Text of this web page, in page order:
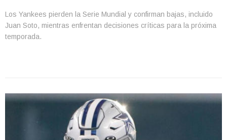
Los Yankees pierden la Serie Mundial y confirman bajas, incluido
Juan Soto, mientras enfrentan decisiones críticas para la próxima
temporada.